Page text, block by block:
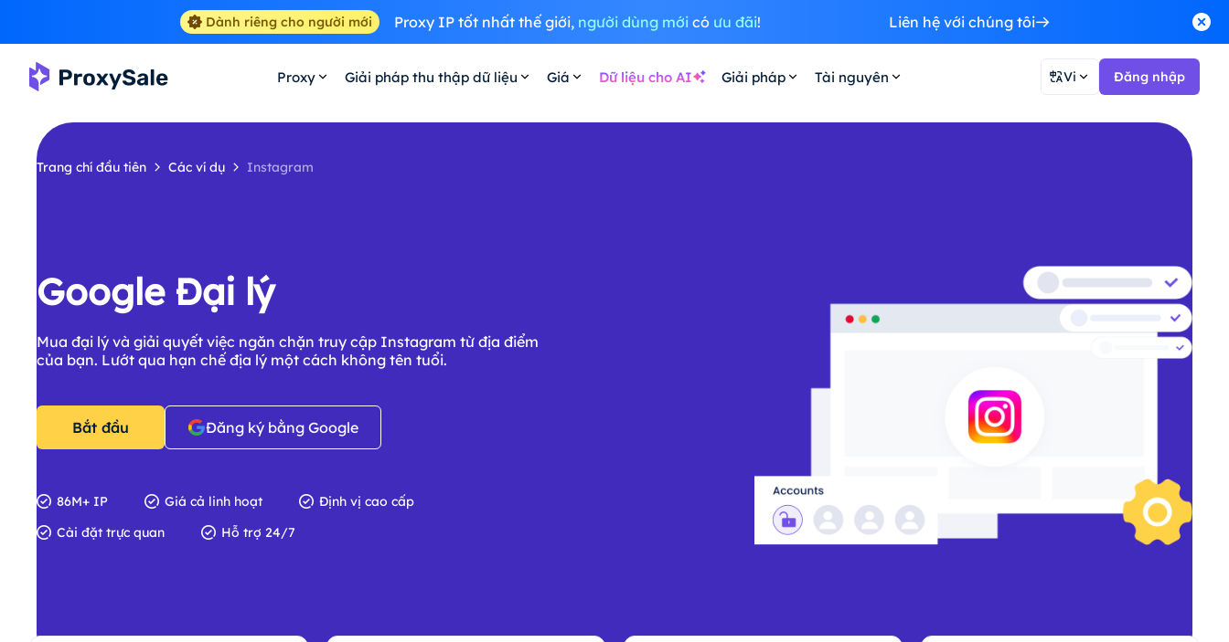
Dành riêng cho người mới Proxy IP tốt nhất thế giới, người dùng mớicó ưu đãi! Liên hệ với chúng tôi
Proxy Giải pháp thu thập dữ liệu Giá Dữ liệu cho AI Giải pháp Tài nguyên Vi Đăng nhập
Trang chí đầu tiên Các ví dụ Instagram
Google Đại lý
Mua đại lý và giải quyết việc ngăn chặn truy cập Instagram từ địa điểm
của bạn. Lướt qua hạn chế địa lý một cách không tên tuổi.
Bắt đầu Đăng ký bằng Google
86M+ IP Giá cả linh hoạt
Định vị cao cấp
Cài đặt trực quan
Hỗ trợ 24/7